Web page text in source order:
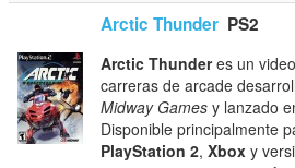
Arctic Thunder PS2
Arctic Thunderes un
carreras de arcade
Midway Games y lanzado
Disponible principalmente
PlayStation 2,Xbox y